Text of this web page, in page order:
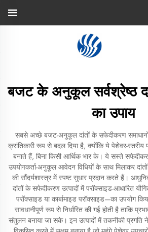
बजट के अनुकूल सर्वश्रेष्ठ
का उपाय
सबसे अच्छे बजट-अनुकूल दांतों के सफेदीकरण समाधानों
क्रांतिकारी रूप से बदल दिया है, क्योंकि ये पेशेवर-स्तरीय
बनाते हैं, बिना किसी आर्थिक भार के। ये सस्ते
उपयोगकर्ता-अनुकूल आवेदन विधियों के साथ मिलाकर
की सौंदर्यशास्त्र में स्पष्ट सुधार प्रदान करते हैं।
दांतों के सफेदीकरण उत्पादों में परॉक्साइड-आधारित
परॉक्साइड या कार्बामाइड परॉक्साइड—का उपयोग
सावधानीपूर्ण रूप से निर्धारित की गई होती है ताकि
संतुलन बनाया जा सके। इन उत्पादों में तकनीकी प्रगति ने